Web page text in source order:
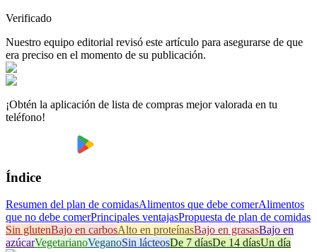
Verificado
Nuestro equipo editorial revisó este artículo para asegurarse de que
era preciso en el momento de su publicación.
¡Obtén la aplicación de lista de compras mejor valorada en tu
teléfono!
Índice
Resumen del plan de comidasAlimentos que debe comerAlimentos
que no debe comerPrincipales ventajasPropuesta de plan de comidas
Sin glutenBajo en carbosAlto en proteínasBajo en grasasBajo en
azúcarVegetarianoVeganoSin lácteosDe 7 díasDe 14 díasUn día